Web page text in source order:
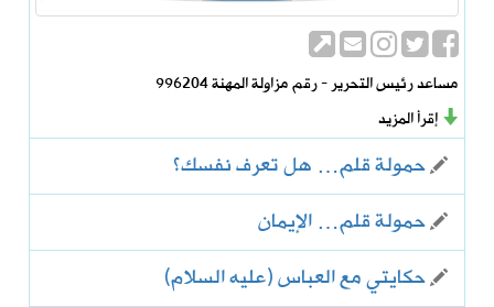
مساعد رئيس التحرير - رقم مزاولة المهنة 996204
إقرأ المزيد
حمولة قلم… هل تعرف نفسك؟
حمولة قلم… الإيمان
حكايتي مع العباس (عليه السلام)